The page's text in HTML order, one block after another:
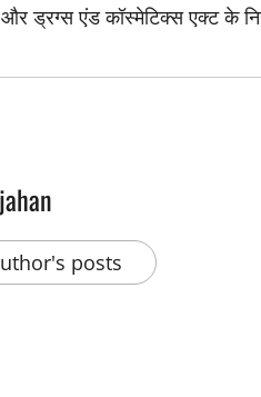
ड्रग्स एंड कॉस्मेटिक्स एक्ट के
posts